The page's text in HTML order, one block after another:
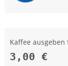
Kaffee ausgeben
3,00 €